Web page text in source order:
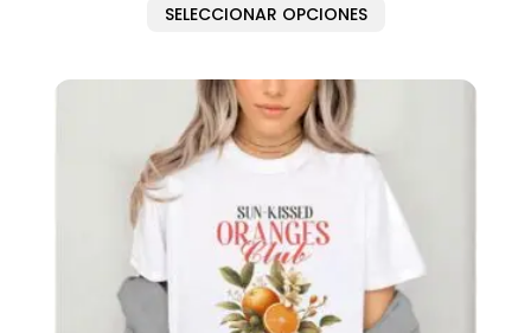
SELECCIONAR OPCIONES